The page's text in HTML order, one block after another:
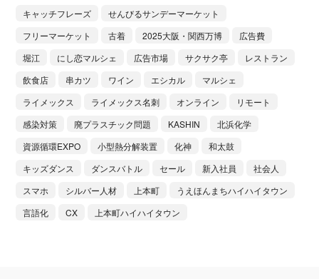
キャッチフレーズ
せんびるサンデーマーケット
フリーマーケット
古着 2025大阪・関西万博
広告費
堀江
にし恋マルシェ 広告市場 サクサク亭
レストラン
飲食店
串カツ ワイン エシカル
マルシェ
ライメックス
ライメックス名刺 オンライン
リモート
感染対策
廃プラスチック問題 KASHIN
北浜化学
資源循環EXPO
小型熱分解装置 化神
和太鼓
キッズダンス
ダンスバトル セール 新入社員
社会人
スマホ
シルバー人材 上本町
うえほんまちハイハイタウン
言語化
CX 上本町ハイハイタウン